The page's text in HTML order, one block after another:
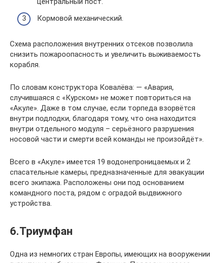
Кормовой механический.
Схема расположения внутренних отсеков позволила
снизить пожароопасность и увеличить выживаемость
корабля.
По словам конструктора Ковалёва: — «Авария,
случившаяся с «Курском» не может повториться на
«Акуле». Даже в том случае, если торпеда взорвётся
внутри подлодки, благодаря тому, что она находится
внутри отдельного модуля – серьёзного разрушения
носовой части и смерти всей команды не произойдёт».
Всего в «Акуле» имеется 19 водонепроницаемых и 2
спасательные камеры, предназначенные для эвакуации
всего экипажа. Расположены они под основанием
командного поста, рядом с оградой выдвижного
устройства.
6.Триумфан
Одна из немногих стран Европы, имеющих на вооружении